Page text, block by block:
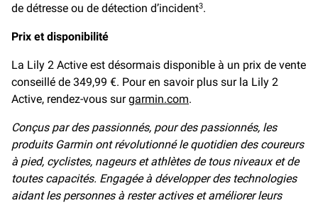
de détresse ou de détection d’incident3.
Prix et disponibilité
La Lily 2 Active est désormais disponible à un prix de vente
conseillé de 349,99 €. Pour en savoir plus sur la Lily 2
Active, rendez-vous surgarmin.com.
Conçus par des passionnés, pour des passionnés, les
produits Garmin ont révolutionné le quotidien des coureurs
à pied, cyclistes, nageurs et athlètes de tous niveaux et de
toutes capacités. Engagée à développer des technologies
aidant les personnes à rester actives et améliorer leurs